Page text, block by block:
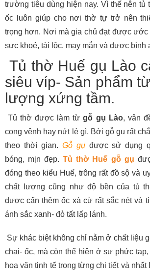
trường tiêu dùng hiện nay. Vì thế nên tủ
ốc luôn giúp cho nơi thờ tự trở nên
trọng hơn. Nơi mà gia chủ đạt được ước
sưc khoẻ, tài lộc, may mắn và được bình
Tủ thờ Huế gụ Lào
siêu víp- Sản phẩm
lượng xứng tầm.
Tủ thờ được làm từgỗ gụ Lào, vân
cong vênh hay nứt lẻ gì. Bởi gỗ gụ rất
theo thời gian.Gỗ gụđược sử dụng
bóng, mịn đẹp.Tủ thờ Huế gỗ gụ
đóng theo kiểu Huế, trông rất đồ sộ và
chất lượng cũng như độ bền của tủ
được cẩn thêm ốc xà cừ rất sắc nét và
ánh sắc xanh- đỏ tất lấp lánh.
Sự khác biệt không chỉ nằm ở chất liệu
chai- ốc, mà còn thể hiện ở sự phức tạp,
hoa văn tinh tế trong từng chi tiết và